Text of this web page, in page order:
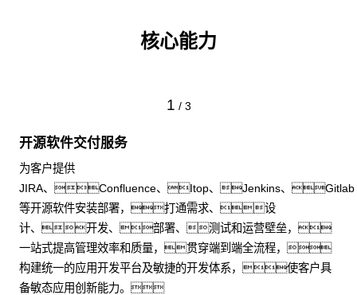
核心能力
1 / 3
开源软件交付服务
为客户提供
JIRA、Confluence、Itop、Jenkins、Gitlab
等开源软件安装部署，打通需求、设
计、开发、部署、测试和运营壁垒，
一站式提高管理效率和质量，贯穿端到端全流程，
构建统一的应用开发平台及敏捷的开发体系，使客户具
备敏态应用创新能力。